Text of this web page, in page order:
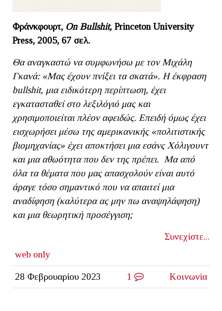
Φράνκφουρτ, On Bullshit, Princeton University
Press, 2005, 67 σελ.
Θα αναγκαστώ να συμφωνήσω με τον Μιχάλη
Γκανά: «Μας έχουν πνίξει τα σκατά». Η έκφραση
bullshit, μια ειδικότερη περίπτωση, έχει
εγκατασταθεί στο λεξιλόγιό μας και
χρησιμοποιείται πλέον αφειδώς. Επειδή όμως έχει
εισχωρήσει μέσω της αμερικανικής «πολιτιστικής
βιομηχανίας» έχει αποκτήσει μια εσάνς Χόλιγουντ
και μια αθωότητα που δεν της πρέπει. Μα από
όλα τα θέματα που μας απασχολούν είναι αυτό
άραγε τόσο σημαντικό που να απαιτεί μια
αναδίφηση (καλύτερα ας μην πω αναψηλάφηση)
και μια θεωρητική προσέγγιση;
Συνεχίστε...
web only
28 Φεβρουαρίου 2023 1 Κοινωνία